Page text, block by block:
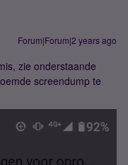
Forum|Forum|2 years ago
zie onderstaande
screendump te